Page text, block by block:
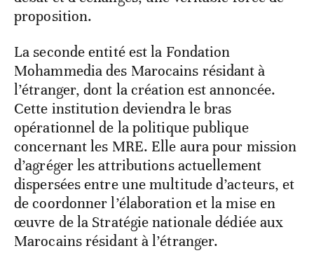
proposition.
La seconde entité est la Fondation
Mohammedia des Marocains résidant à
l’étranger, dont la création est annoncée.
Cette institution deviendra le bras
opérationnel de la politique publique
concernant les MRE. Elle aura pour mission
d’agréger les attributions actuellement
dispersées entre une multitude d’acteurs, et
de coordonner l’élaboration et la mise en
œuvre de la Stratégie nationale dédiée aux
Marocains résidant à l’étranger.